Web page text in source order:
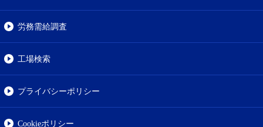
労務需給調査
工場検索
プライバシーポリシー
Cookieポリシー